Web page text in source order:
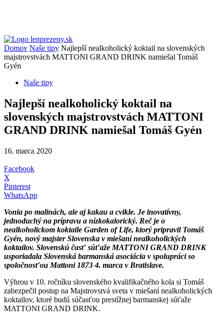
Domov Naše tipy Najlepší nealkoholický koktail na slovenských
majstrovstvách MATTONI GRAND DRINK namiešal Tomáš
Gyén
Naše tipy
Najlepší nealkoholický koktail na
slovenských majstrovstvách MATTONI
GRAND DRINK namiešal Tomáš Gyén
16. marca 2020
Facebook
X
Pinterest
WhatsApp
Vonia po malinách, ale aj kakau a cvikle. Je inovatívny,
jednoduchý na prípravu a nízkokalorický. Reč je o
nealkoholickom koktaile Garden of Life, ktorý pripravil Tomáš
Gyén, nový majster Slovenska vmiešaní nealkoholických
koktailov. Slovenskú časť súťaže MATTONI GRAND DRINK
usporiadala Slovenská barmanská asociácia v spolupráci so
spoločnosťou Mattoni 1873 4. marca v Bratislave.
Výhrou v 10. ročníku slovenského kvalifikačného kola si Tomáš
zabezpečil postup na Majstrovstvá sveta v miešaní nealkoholických
koktailov, ktoré budú súčasťou prestížnej barmanskej súťaže
MATTONI GRAND DRINK.